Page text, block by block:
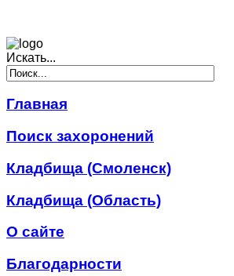
Искать...
Главная
Поиск захоронений
Кладбища (Смоленск)
Кладбища (Область)
О сайте
Благодарности